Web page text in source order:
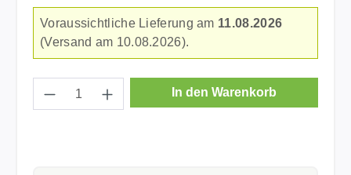
Voraussichtliche Lieferung am 11.08.2026
(Versand am 10.08.2026).
Produkt Anzahl: Gib den gewünschten
In den Warenkorb